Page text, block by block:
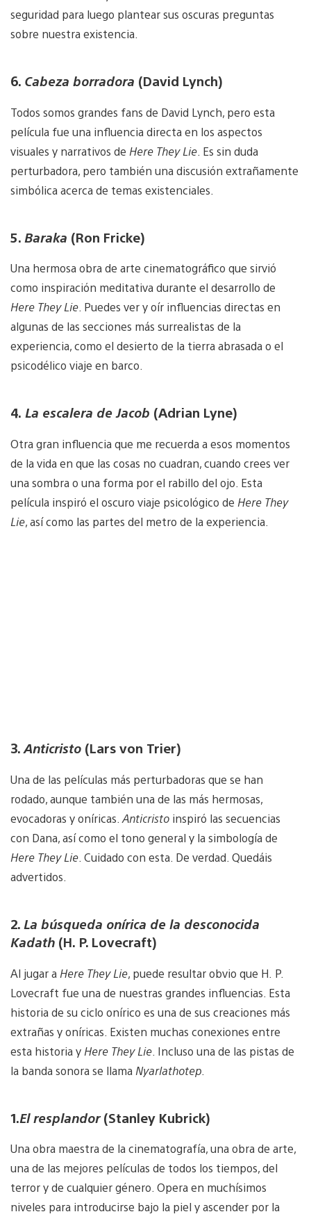
seguridad para luego plantear sus oscuras preguntas
sobre nuestra existencia.
6. Cabeza borradora (David Lynch)
Todos somos grandes fans de David Lynch, pero esta
película fue una influencia directa en los aspectos
visuales y narrativos de Here They Lie . Es sin duda
perturbadora, pero también una discusión extrañamente
simbólica acerca de temas existenciales.
5. Baraka (Ron Fricke)
Una hermosa obra de arte cinematográfico que sirvió
como inspiración meditativa durante el desarrollo de
Here They Lie. Puedes ver y oír influencias directas en
algunas de las secciones más surrealistas de la
experiencia, como el desierto de la tierra abrasada o el
psicodélico viaje en barco.
4. La escalera de Jacob (Adrian Lyne)
Otra gran influencia que me recuerda a esos momentos
de la vida en que las cosas no cuadran, cuando crees ver
una sombra o una forma por el rabillo del ojo. Esta
película inspiró el oscuro viaje psicológico de Here They
Lie, así como las partes del metro de la experiencia.
3. Anticristo (Lars von Trier)
Una de las películas más perturbadoras que se han
rodado, aunque también una de las más hermosas,
evocadoras y oníricas. Anticristo inspiró las secuencias
con Dana, así como el tono general y la simbología de
Here They Lie . Cuidado con esta. De verdad. Quedáis
advertidos.
2. La búsqueda onírica de la desconocida
Kadath (H. P. Lovecraft)
Al jugar a Here They Lie, puede resultar obvio que H. P.
Lovecraft fue una de nuestras grandes influencias. Esta
historia de su ciclo onírico es una de sus creaciones más
extrañas y oníricas. Existen muchas conexiones entre
esta historia y Here They Lie . Incluso una de las pistas de
la banda sonora se llama Nyarlathotep
1.El resplandor(Stanley Kubrick)
Una obra maestra de la cinematografía, una obra de arte,
una de las mejores películas de todos los tiempos, del
terror y de cualquier género. Opera en muchísimos
niveles para introducirse bajo la piel y ascender por la